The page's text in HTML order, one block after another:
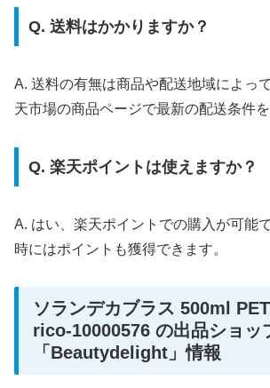
Q. 送料はかかりますか？
A. 送料の有無は商品や配送地域によっ
天市場の商品ページで最新の配送条件を
Q. 楽天ポイントは使えますか？
A. はい、楽天ポイントでの購入が可能
時にはポイントも獲得できます。
ソランデカブラス 500ml
rico-10000576 の出品ショッ
「Beautydelight」情報